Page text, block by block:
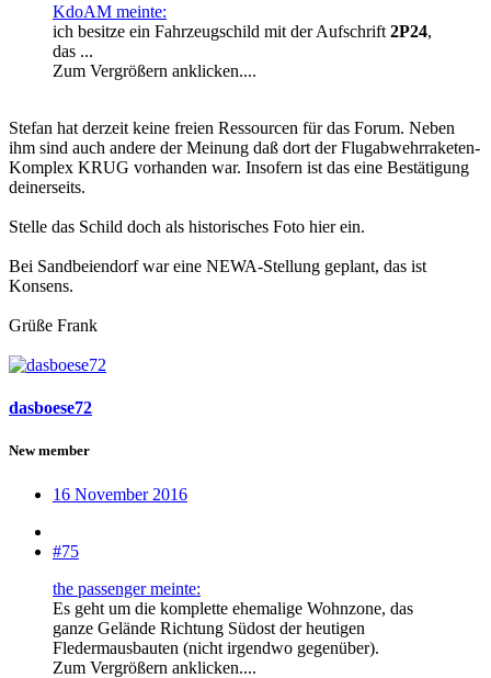
KdoAM meinte:
ich besitze ein Fahrzeugschild mit der Aufschrift 2P24,
das ...
Zum Vergrößern anklicken....
Stefan hat derzeit keine freien Ressourcen für das Forum. Neben
ihm sind auch andere der Meinung daß dort der Flugabwehrraketen-
Komplex KRUG vorhanden war. Insofern ist das eine Bestätigung
deinerseits.
Stelle das Schild doch als historisches Foto hier ein.
Bei Sandbeiendorf war eine NEWA-Stellung geplant, das ist
Konsens.
Grüße Frank
dasboese72
New member
16 November 2016
#75
the passenger meinte:
Es geht um die komplette ehemalige Wohnzone, das
ganze Gelände Richtung Südost der heutigen
Fledermausbauten (nicht irgendwo gegenüber).
Zum Vergrößern anklicken....